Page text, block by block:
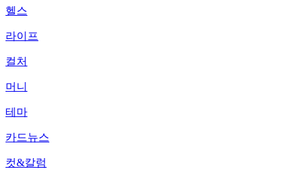
헬스
라이프
컬처
머니
테마
카드뉴스
컷&칼럼